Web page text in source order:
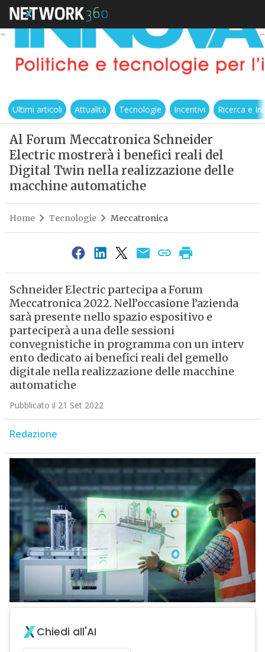
Ultimi articoli Attualità Tecnologie Incentivi Ricerca e
Al Forum Meccatronica Schneider
Electric mostrerà i benefici reali del
Digital Twin nella realizzazione delle
macchine automatiche
Home Tecnologie Meccatronica
Schneider Electric partecipa a Forum
Meccatronica 2022. Nell’occasione l’azienda
sarà presente nello spazio espositivo e
parteciperà a una delle sessioni
convegnistiche in programma con un interv
ento dedicato ai benefici reali del gemello
digitale nella realizzazione delle macchine
automatiche
Pubblicato il 21 Set 2022
Redazione
Chiedi all'AI